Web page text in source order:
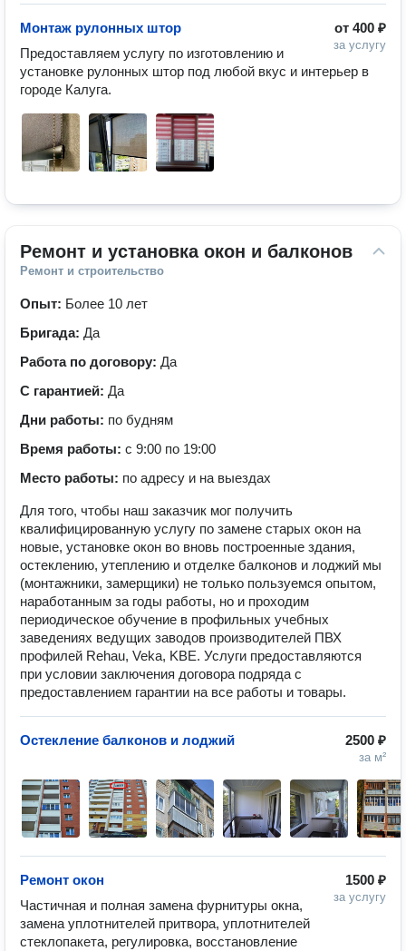
от 400 ₽
за услугу
Монтаж рулонных штор
Предоставляем услугу по изготовлению и
установке рулонных штор под любой вкус и интерьер в
городе Калуга.
Ремонт и установка окон и балконов
Ремонт и строительство
Опыт: Более 10 лет
Бригада: Да
Работа по договору: Да
С гарантией: Да
Дни работы: по будням
Время работы: с 9:00 по 19:00
Место работы: по адресу и на выездах
Для того, чтобы наш заказчик мог получить
квалифицированную услугу по замене старых окон на
новые, установке окон во вновь построенные здания,
остеклению, утеплению и отделке балконов и лоджий мы
(монтажники, замерщики) не только пользуемся опытом,
наработанным за годы работы, но и проходим
периодическое обучение в профильных учебных
заведениях ведущих заводов производителей ПВХ
профилей Rehau, Veka, KBE. Услуги предоставляются
при условии заключения договора подряда с
предоставлением гарантии на все работы и товары.
2500 ₽
за м²
Остекление балконов и лоджий
1500 ₽
за услугу
Ремонт окон
Частичная и полная замена фурнитуры окна,
замена уплотнителей притвора, уплотнителей
стеклопакета, регулировка, восстановление